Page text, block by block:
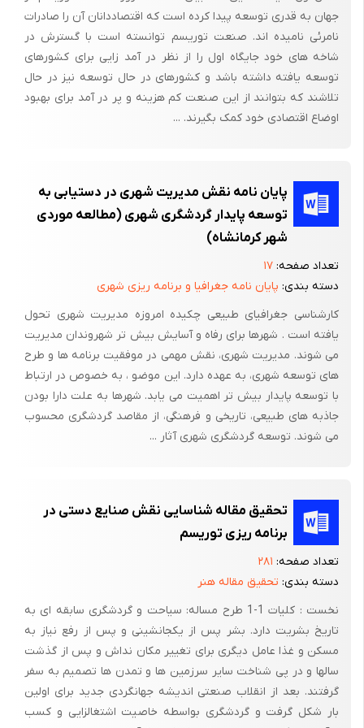
منظور بررسی اهداف مشترکی است که در طراحی یک مجموعه
گردشگری می‌توان در نظر گرفت. این اهداف عبارتند از:
-‌ چه قشری از جامعه را باید طلب کند؟
- این مجموعه از چه نوع و دارای چه سطح کیفی است؟
در این رابطه تهیه لیستی از خلاصه کاربری‌های عمومی و اصلی الزامی
است. تهیه فهرست دقیق از فضاهای درآمدزا، که بر مبنای آن فضاهای
این فهرست هسته مرکزی طرح و توسعه فضا را تشکیل می‌دهد. این
در حالی است که حتی تهیه لیست اجمالی از ملزومات مربوط به
رستوران، کافی شاپ و... بر ابعاد و اندازه آنها در طراحی فضایی مثل
آشپزخانه بسیار مؤثر است. به منظور پاسخگویی به سؤالات فوق به
طور اجمالی می‌توان گفت:
1-‌‌ عموم افراد جامعه علی‌الخصوص جامعه ایرانگردان، جهانگردان،
مسافران و زائران مشهد مقدس که در طول مسیر به این مکان
مکان تعبیه گردیده است.
3- فضاهای این مجموعه گردشگری را به سه بخش فضاهای عمومی،
خدماتی و اقامتی (سوئیت) می‌توان تقسیم کرد. در هر بخش بسته به
نوع کاربری فضا سعی شده است که امکانات رفاهی خاصی طراحی شود.
فصل دوم : مرحله شناخت
در دومین گام از این رساله مبحث شناخت مطرح می شود.
در این مبحث (مطالعات پایه) با توجه به مفاهیم رساله (توریستی ،
جهان به قدری توسعه پیدا کرده است که اقتصاددانان آن را صادرات
نامرئی نامیده اند. صنعت توریسم توانسته است با گسترش در
شاخه های خود جایگاه اول را از نظر در آمد زایی برای کشورهای
توسعه یافته داشته باشد و کشورهای در حال توسعه نیز در حال
تلاشند که بتوانند از این صنعت کم هزینه و پر در آمد برای بهبود
اوضاع اقتصادی خود کمک بگیرند. ...
پایان نامه نقش مدیریت شهری در دستیابی به
توسعه پایدار گردشگری شهری (مطالعه موردی
شهر کرمانشاه)
تعداد صفحه: ۱۷
دسته بندی: پایان نامه جغرافیا و برنامه ریزی شهری
کارشناسی جغرافیای طبیعی چکیده امروزه مدیریت شهری تحول
یافته است . شهرها برای رفاه و آسایش بیش تر شهروندان مدیریت
می شوند. مدیریت شهری، نقش مهمی در موفقیت برنامه ها و طرح
های توسعه شهری، به عهده دارد. این موضو ، به خصوص در ارتباط
با توسعه پایدار بیش تر اهمیت می یابد. شهرها به علت دارا بودن
جاذبه های طبیعی، تاریخی و فرهنگی، از مقاصد گردشگری محسوب
می شوند. توسعه گردشگری شهری آثار ...
تحقیق مقاله شناسایی نقش صنایع دستی در
برنامه ریزی توریسم
تعداد صفحه: ۲۸۱
دسته بندی: تحقیق مقاله هنر
نخست : کلیات 1-1 طرح مساله: سیاحت و گردشگری سابقه ای به
تاریخ بشریت دارد. بشر پس از یکجانشینی و پس از رفع نیاز به
مسکن و غذا عامل دیگری برای تغییر مکان نداش و پس از گذشت
سالها و در پی شناخت سایر سرزمین ها و تمدن ها تصمیم به سفر
گرفتند. بعد از انقلاب صنعتی اندیشه جهانگردی جدید برای اولین
بار شکل گرفت و گردشگری بواسطه خاصیت اشتغالزایی و کسب